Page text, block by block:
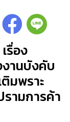
รื่อง
านบังคับ
มพราะ
ามการค้า